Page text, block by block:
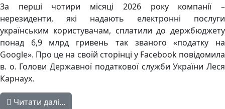
За перші чотири місяці 2026 року компанії –
нерезиденти, які надають електронні послуги
українським користувачам, сплатили до держбюджету
понад 6,9 млрд гривень так званого «податку на
Google». Про це на своїй сторінці у Facebook повідомила
в. о. Голови Державної податкової служби України Леся
Карнаух.
Читати далі...